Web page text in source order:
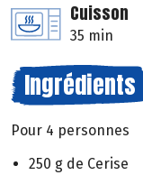
Cuisson
35 min
Ingrédients
Pour 4 personnes
250 g de Cerise